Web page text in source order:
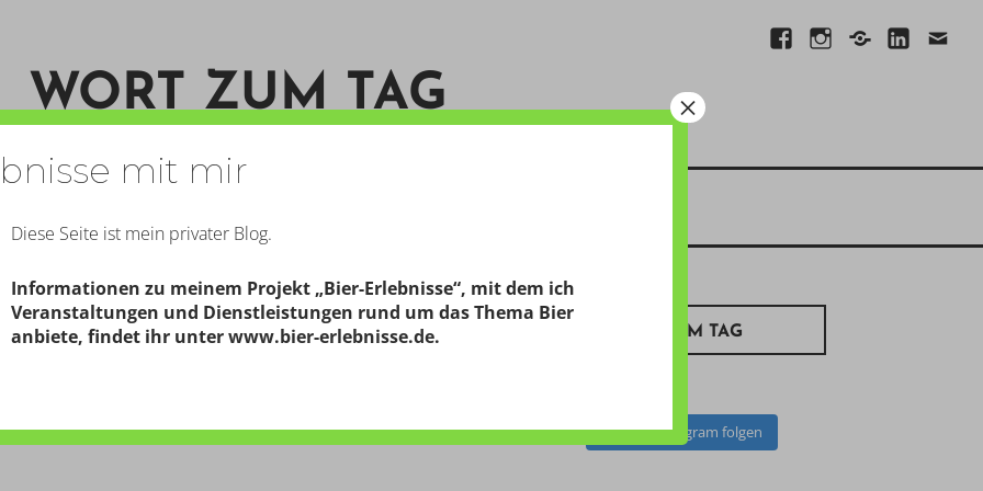
FacebookInstagram
Xing Linkedin
E-
WORT ZUM TAG
JULI BILD ZUM TAG
Auf Instagram folgen
mit mir
Diese Seite ist mein privater Blog.
Informationen zu meinem Projekt „Bier-Erlebnisse“, mit dem ich
Veranstaltungen und Dienstleistungen rund um das Thema Bier
anbiete, findet ihr unterwww.bier-erlebnisse.de.
×